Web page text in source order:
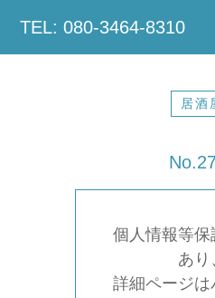
TEL: 080-3464-8310
居酒
個人情報等保
あり
詳細ページは